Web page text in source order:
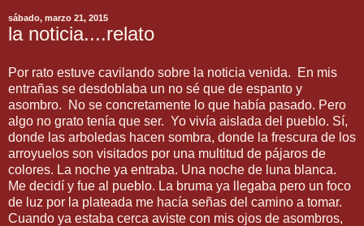
sábado, marzo 21, 2015
la noticia....relato
Por rato estuve cavilando sobre la noticia venida. En mis
entrañas se desdoblaba un no sé que de espanto y
asombro. No se concretamente lo que había pasado. Pero
algo no grato tenía que ser. Yo vivía aislada del pueblo. Sí,
donde las arboledas hacen sombra, donde la frescura de los
arroyuelos son visitados por una multitud de pájaros de
colores. La noche ya entraba. Una noche de luna blanca.
Me decidí y fue al pueblo. La bruma ya llegaba pero un foco
de luz por la plateada me hacía señas del camino a tomar.
Cuando ya estaba cerca aviste con mis ojos de asombros,